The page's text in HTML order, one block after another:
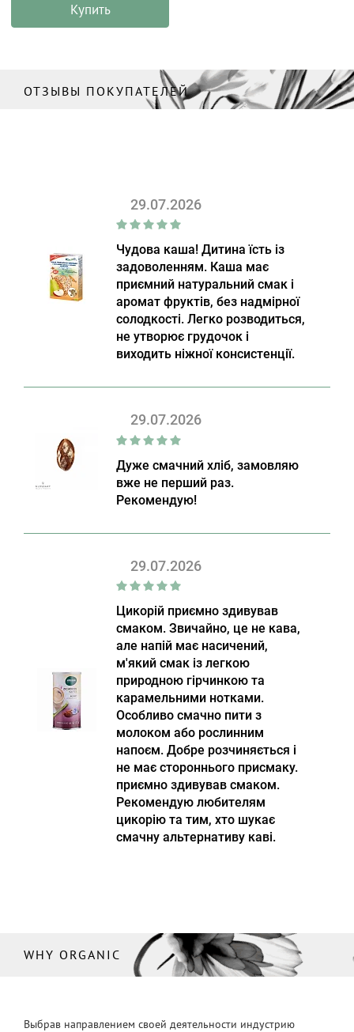
Купить
ОТЗЫВЫ ПОКУПАТЕЛЕЙ
29.07.2026
Чудова каша! Дитина їсть із
задоволенням. Каша має
приємний натуральний смак і
аромат фруктів, без надмірної
солодкості. Легко розводиться,
не утворює грудочок і
виходить ніжної консистенції.
29.07.2026
Дуже смачний хліб, замовляю
вже не перший раз.
Рекомендую!
29.07.2026
Цикорій приємно здивував
смаком. Звичайно, це не кава,
але напій має насичений,
м'який смак із легкою
природною гірчинкою та
карамельними нотками.
Особливо смачно пити з
молоком або рослинним
напоєм. Добре розчиняється і
не має стороннього присмаку.
приємно здивував смаком.
Рекомендую любителям
цикорію та тим, хто шукає
смачну альтернативу каві.
WHY ORGANIC
Выбрав направлением своей деятельности индустрию